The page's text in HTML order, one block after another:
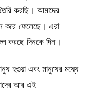
তৈরি করছি। আমাদের
করে ফেলেছে। এরা
করছে দিনকে দিন।
হওয়া এবং মানুষের মধ্যে
আর এই